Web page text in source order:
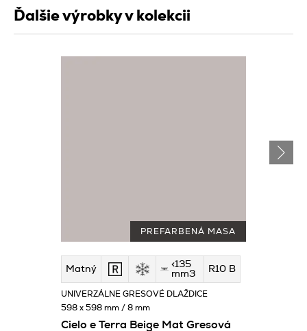
Ďalšie výrobky v kolekcii
PREFARBENÁ MASA
Matný
<135
mm3
R10 B
Cielo e Terra Beige Mat Gresová
UNIVERZÁLNE GRESOVÉ DLAŽDICE
598 x 598 mm / 8 mm